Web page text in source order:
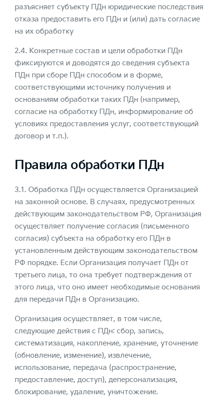
разъясняет субъекту ПДн юридические последствия
отказа предоставить его ПДн и (или) дать согласие
на их обработку
2.4. Конкретные состав и цели обработки ПДн
фиксируются и доводятся до сведения субъекта
ПДн при сборе ПДн способом и в форме,
соответствующими источнику получения и
основаниям обработки таких ПДн (например,
согласие на обработку ПДн, информирование об
условиях предоставления услуг, соответствующий
договор и т.п.).
Правила обработки ПДн
3.1. Обработка ПДн осуществляется Организацией
на законной основе. В случаях, предусмотренных
действующим законодательством РФ, Организация
осуществляет получение согласия (письменного
согласия) субъекта на обработку его ПДн в
установленным действующим законодательством
РФ порядке. Если Организация получает ПДн от
третьего лица, то она требует подтверждения от
этого лица, что оно имеет необходимые основания
для передачи ПДн в Организацию.
Организация осуществляет, в том числе,
следующие действия с ПДн: сбор, запись,
систематизация, накопление, хранение, уточнение
(обновление, изменение), извлечение,
использование, передача (распространение,
предоставление, доступ), деперсонализация,
блокирование, удаление, уничтожение.